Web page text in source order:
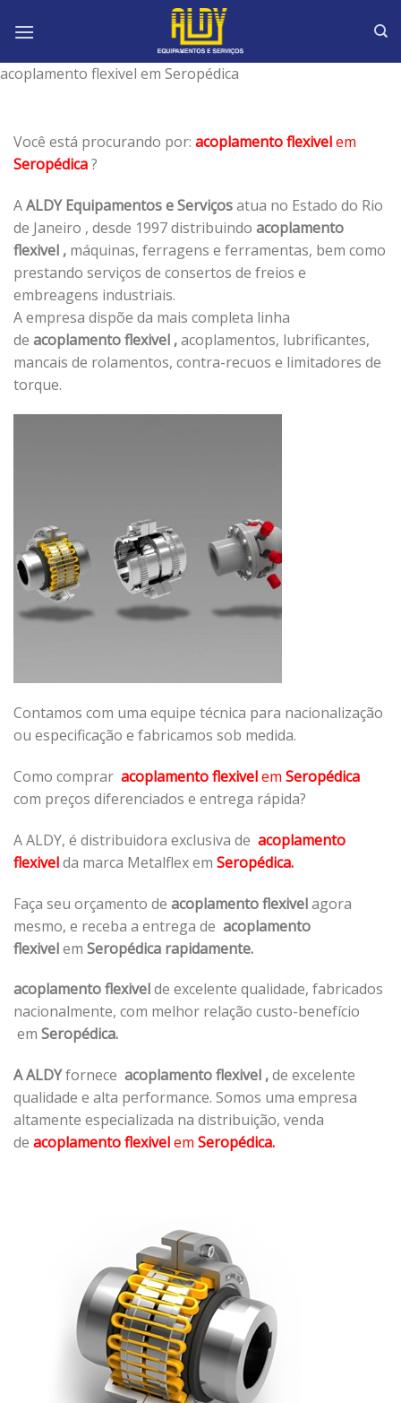
acoplamento flexivel em Seropédica
Você está procurando por: acoplamento flexivelem
Seropédica?
AALDY Equipamentos e Serviçosatua no Estado do Rio
de Janeiro , desde 1997 distribuindo acoplamento
flexivel , máquinas, ferragens e ferramentas, bem como
prestando serviços de consertos de freios e
embreagens industriais.
A empresa dispõe da mais completa linha
de acoplamento flexivel ,acoplamentos, lubrificantes,
mancais de rolamentos, contra-recuos e limitadores de
torque.
Contamos com uma equipe técnica para nacionalização
ou especificação e fabricamos sob medida.
Como comprar acoplamento flexivelem Seropédica
com preços diferenciados e entrega rápida?
A ALDY, é distribuidora exclusiva de acoplamento
flexivelda marca Metalflex em Seropédica.
Faça seu orçamento de acoplamento flexivelagora
mesmo, e receba a entrega de acoplamento
flexivelem Seropédica rapidamente.
acoplamento flexivelde excelente qualidade, fabricados
nacionalmente, com melhor relação custo-benefício
em Seropédica.
A ALDYfornece acoplamento flexivel ,de excelente
qualidade e alta performance. Somos uma empresa
altamente especializada na distribuição, venda
de acoplamento flexivelem Seropédica.